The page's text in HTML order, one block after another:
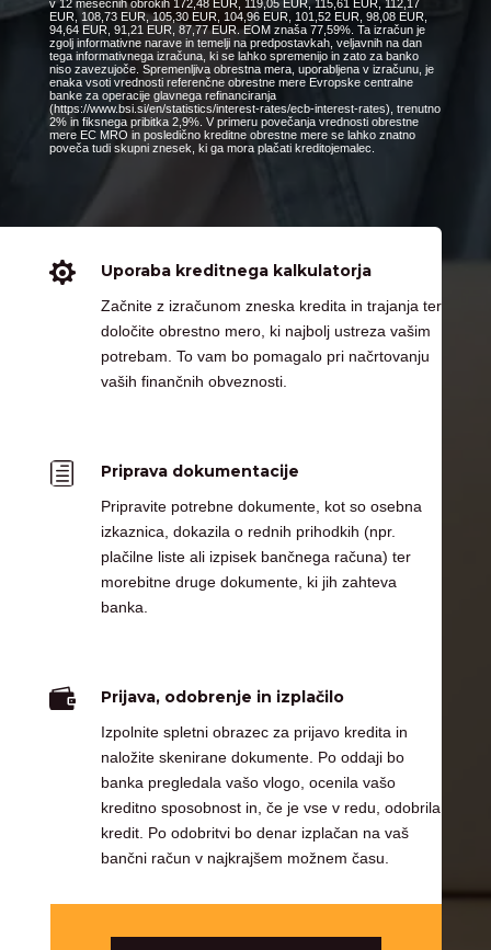
v 12 mesečnih obrokih 172,48 EUR, 119,05 EUR, 115,61 EUR, 112,17
EUR, 108,73 EUR, 105,30 EUR, 104,96 EUR, 101,52 EUR, 98,08 EUR,
94,64 EUR, 91,21 EUR, 87,77 EUR. EOM znaša 77,59%. Ta izračun je
zgolj informativne narave in temelji na predpostavkah, veljavnih na dan
tega informativnega izračuna, ki se lahko spremenijo in zato za banko
niso zavezujoče. Spremenljiva obrestna mera, uporabljena v izračunu, je
enaka vsoti vrednosti referenčne obrestne mere Evropske centralne
banke za operacije glavnega refinanciranja
(https://www.bsi.si/en/statistics/interest-rates/ecb-interest-rates), trenutno
2% in fiksnega pribitka 2,9%. V primeru povečanja vrednosti obrestne
mere EC MRO in posledično kreditne obrestne mere se lahko znatno
poveča tudi skupni znesek, ki ga mora plačati kreditojemalec.
 Uporaba kreditnega kalkulatorja
Začnite z izračunom zneska kredita in trajanja ter
določite obrestno mero, ki najbolj ustreza vašim
potrebam. To vam bo pomagalo pri načrtovanju
vaših finančnih obveznosti.
h Priprava dokumentacije
Pripravite potrebne dokumente, kot so osebna
izkaznica, dokazila o rednih prihodkih (npr.
plačilne liste ali izpisek bančnega računa) ter
morebitne druge dokumente, ki jih zahteva
banka.
 Prijava, odobrenje in izplačilo
Izpolnite spletni obrazec za prijavo kredita in
naložite skenirane dokumente. Po oddaji bo
banka pregledala vašo vlogo, ocenila vašo
kreditno sposobnost in, če je vse v redu, odobrila
kredit. Po odobritvi bo denar izplačan na vaš
bančni račun v najkrajšem možnem času.